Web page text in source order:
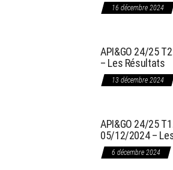
16 décembre 2024
API&GO 24/25
– Les Résultats
13 décembre 2024
API&GO 24/25
05/12/2024 –
6 décembre 2024